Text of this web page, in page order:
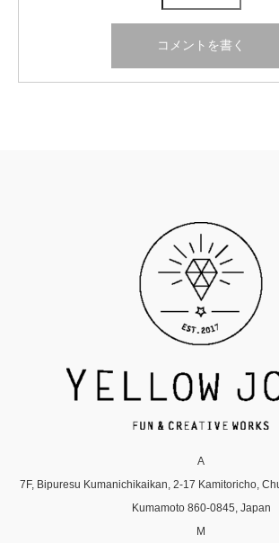
A
7F, Bipuresu Kumanichikaikan, 2-17 Kamitoricho,
Kumamoto 860-0845, Japan
M